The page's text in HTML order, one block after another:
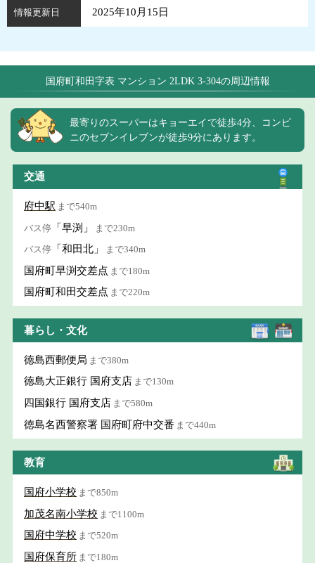
情報更新日 2025年10月15日
国府町和田字表 マンション 2LDK 3-304の周辺情報
最寄りのスーパーはキョーエイで徒歩4分、コンビ
ニのセブンイレブンが徒歩9分にあります。
交通
府中駅 まで540m
バス停 「早渕」 まで230m
バス停 「和田北」 まで340m
国府町早渕交差点 まで180m
国府町和田交差点 まで220m
暮らし・文化
徳島西郵便局 まで380m
徳島大正銀行 国府支店 まで130m
四国銀行 国府支店 まで580m
徳島名西警察署 国府町府中交番 まで440m
教育
国府小学校 まで850m
加茂名南小学校 まで1100m
国府中学校 まで520m
国府保育所 まで180m